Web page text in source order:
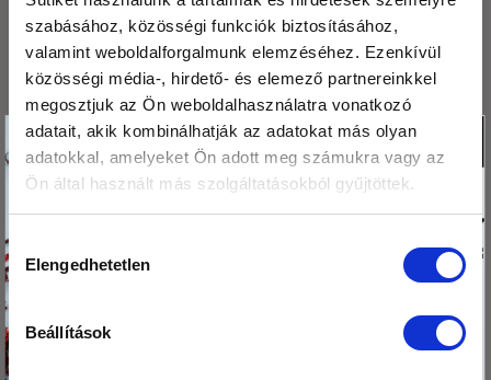
szabásához, közösségi funkciók biztosításához,
valamint weboldalforgalmunk elemzéséhez. Ezenkívül
közösségi média-, hirdető- és elemező partnereinkkel
megosztjuk az Ön weboldalhasználatra vonatkozó
adatait, akik kombinálhatják az adatokat más olyan
adatokkal, amelyeket Ön adott meg számukra vagy az
Ön által használt más szolgáltatásokból gyűjtöttek.
Hozzájárulás
kiválasztása
Elengedhetetlen
Beállítások
Kétféle puding – laktató, finom, egészséges
Mák tárolása – így csináld, hogy sokáig friss
maradjon!
ARCHÍVUM
2026. július
Tedd a kosaradba
Köszönjük,hogy
olvasod a blogunkat!
Ezért
megajándékozunk egy
kis csomag hibiszkusz
virág teával!